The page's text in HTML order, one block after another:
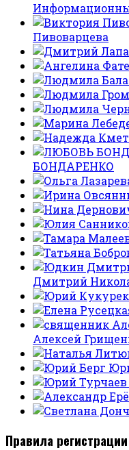
Пивоварцева
БОНДАРЕНКО
Дмитрий
Алексей
Правила регистрации